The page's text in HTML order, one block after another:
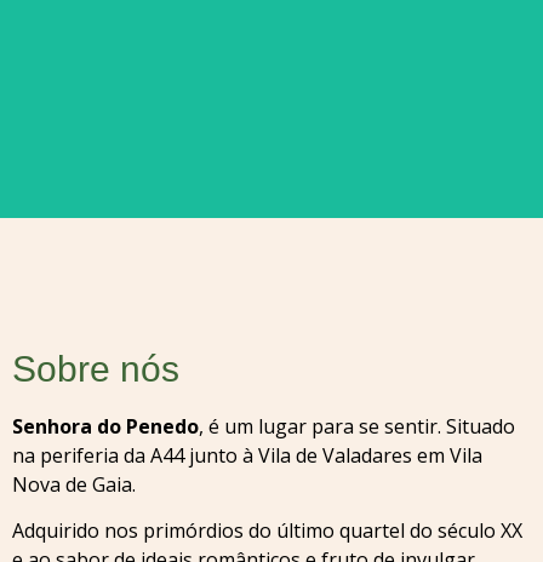
Sobre nós
Senhora do Penedo, é um lugar para se sentir. Situado
na periferia da A44 junto à Vila de Valadares em Vila
Nova de Gaia.
Adquirido nos primórdios do último quartel do século XX